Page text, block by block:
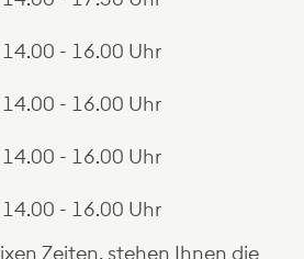
- 16.00 Uhr
- 16.00 Uhr
- 16.00 Uhr
- 16.00 Uhr
Zeiten, stehen Ihnen die